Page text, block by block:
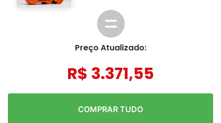
Preço Atualizado:
R$ 3.371,55
COMPRAR TUDO